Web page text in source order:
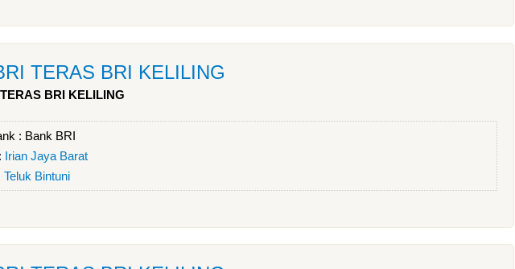
TERAS BRI KELILING
BRI KELILING
: Bank BRI
Irian Jaya Barat
Teluk Bintuni